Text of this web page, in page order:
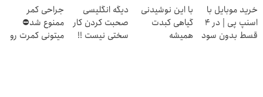
خرید موبایل با
اسنپ پی | در ۴
قسط بدون سود
با این نوشیدنی
گیاهی کبدت
همیشه
دیگه انگلیسی
صحبت کردن کار
سختی نیست !!
جراحی کمر
ممنوع شد⛔
میتونی کمرت رو